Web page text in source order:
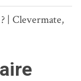
| Clevermate,